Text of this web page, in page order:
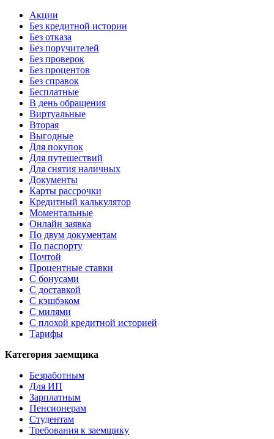
Акции
Без кредитной истории
Без отказа
Без поручителей
Без проверок
Без процентов
Без справок
Бесплатные
В день обращения
Виртуальные
Вторая
Выгодные
Для покупок
Для путешествий
Для снятия наличных
Документы
Карты рассрочки
Кредитный калькулятор
Моментальные
Онлайн заявка
По двум документам
По паспорту
Почтой
Процентные ставки
С бонусами
С доставкой
С кэшбэком
С милями
С плохой кредитной историей
Тарифы
Категория заемщика
Безработным
Для ИП
Зарплатным
Пенсионерам
Студентам
Требования к заемщику